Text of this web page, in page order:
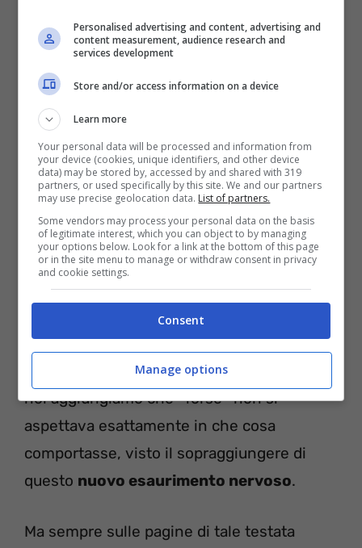
marito
Oltre a ribadire che la principessa
nuovamente lontana da Monaco
ricoverata in Svizzera per problemi al
sistema nervoso, le nuove fonti
rivelerebbero chenon sarebbe affatto
una donna soggiogata dal marito
altrimenti la loro unione sarebbe finita da
tempo.
Lei non è in trappola, poiché, le fonti
anonime spiegano alPage Six,lei
conosceva benissimo il suo futuro,
noi aggiungiamo che -forse- non si
aspettava esattamente in che cosa
comportasse, visto il sopraggiungere di
questo nuovo esaurimento nervoso.
Ma sempre sulle pagine di tale testata
Personalised advertising and content, advertising and
content measurement, audience research and
services development
Store and/or access information on a device
Learn more
Your personal data will be processed and information from
your device (cookies, unique identifiers, and other device
data) may be stored by, accessed by and shared with 319
partners, or used specifically by this site. We and our partners
may use precise geolocation data. List of partners.
Some vendors may process your personal data on the basis
of legitimate interest, which you can object to by managing
your options below. Look for a link at the bottom of this page
or in the site menu to manage or withdraw consent in privacy
and cookie settings.
Consent
Manage options